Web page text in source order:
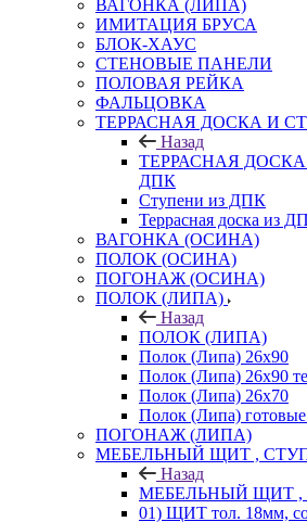
ВАГОНКА (ЛИПА)
ИМИТАЦИЯ БРУСА
БЛОК-ХАУС
СТЕНОВЫЕ ПАНЕЛИ
ПОЛОВАЯ РЕЙКА
ФАЛЬЦОВКА
ТЕРРАСНАЯ ДОСКА И
Назад
ТЕРРАСНАЯ
ДПК
Ступени из ДПК
Террасная доска из
ВАГОНКА (ОСИНА)
ПОЛОК (ОСИНА)
ПОГОНАЖ (ОСИНА)
ПОЛОК (ЛИПА)
Назад
ПОЛОК (ЛИПА)
Полок (Липа) 26х90
Полок (Липа) 26х90
Полок (Липа) 26х70
Полок (Липа)
ПОГОНАЖ (ЛИПА)
МЕБЕЛЬНЫЙ ЩИТ ,
Назад
МЕБЕЛЬНЫЙ ЩИТ ,
01) ЩИТ тол. 18мм,